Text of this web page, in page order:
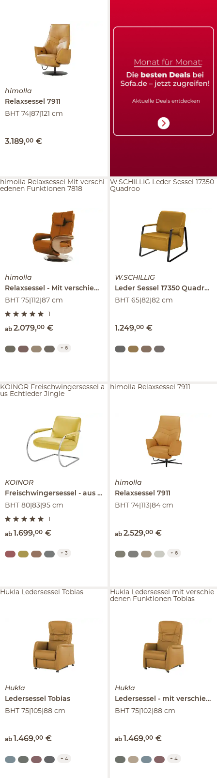
himolla
Relaxsessel 7911
BHT 74|87|121 cm
3.189,00 €
himolla
Relaxsessel Mit verschiedenen Funktionen
7818
BHT 75|112|87 cm
1
ab 2.079,00 €
himolla Relaxsessel Mit verschi
edenen Funktionen 7818
+ 6
W.SCHILLIG
Leder Sessel 17350 Quadroo
BHT 65|82|82 cm
1.249,00 €
W.SCHILLIG Leder Sessel 17350
Quadroo
KOINOR
Freischwingersessel aus Echtleder
Jingle
BHT 80|83|95 cm
1
ab 1.699,00 €
KOINOR Freischwingersessel a
us Echtleder Jingle
+ 3
himolla
Relaxsessel 7911
BHT 74|113|84 cm
ab 2.529,00 €
himolla Relaxsessel 7911
+ 6
Hukla
Ledersessel Tobias
BHT 75|105|88 cm
ab 1.469,00 €
Hukla Ledersessel Tobias
+ 4
Hukla
Ledersessel
mit verschiedenen Funktionen
BHT 75|102|88 cm
ab 1.469,00 €
Hukla Ledersessel mit verschie
denen Funktionen Tobias
+ 4